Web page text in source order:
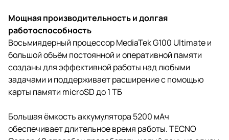
Мощная производительность и долгая
работоспособность
Восьмиядерный процессор MediaTek G100 Ultimate и
большой объём постоянной и оперативной памяти
созданы для эффективной работы над любыми
задачами и поддерживает расширение с помощью
карты памяти microSD до 1 ТБ
Большая ёмкость аккумулятора 5200 мАч
обеспечивает длительное время работы. TECNO